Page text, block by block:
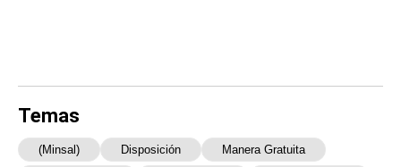
Temas
(Minsal) Disposición Manera Gratuita